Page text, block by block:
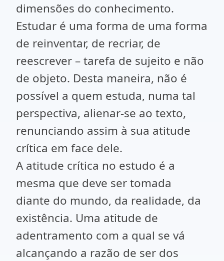
dimensões do conhecimento.
Estudar é uma forma de uma forma
de reinventar, de recriar, de
reescrever – tarefa de sujeito e não
de objeto. Desta maneira, não é
possível a quem estuda, numa tal
perspectiva, alienar-se ao texto,
renunciando assim à sua atitude
crítica em face dele.
A atitude crítica no estudo é a
mesma que deve ser tomada
diante do mundo, da realidade, da
existência. Uma atitude de
adentramento com a qual se vá
alcançando a razão de ser dos